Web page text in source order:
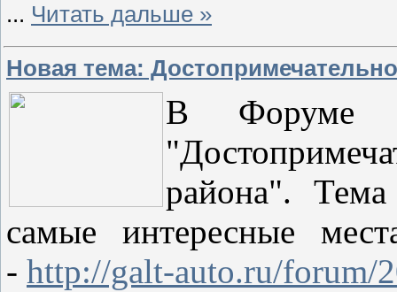
... Читать дальше »
Новая тема:
В Форуме
района".
самые интересные
- http://galt-auto.ru/forum/